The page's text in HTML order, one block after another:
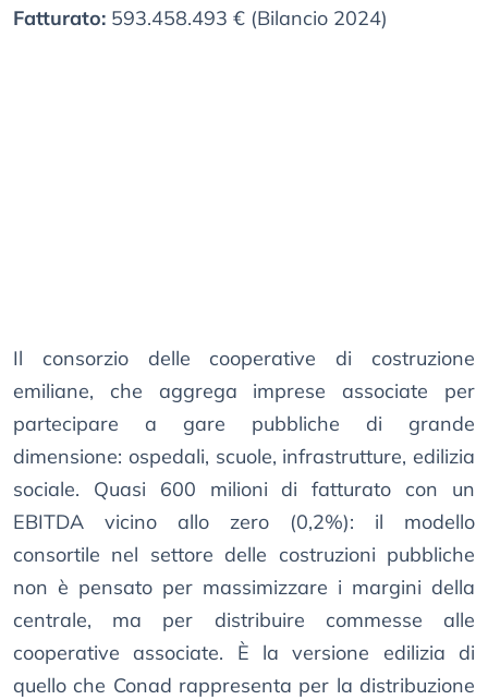
Fatturato: 593.458.493 € (Bilancio 2024)
Il consorzio delle cooperative di costruzione
emiliane, che aggrega imprese associate per
partecipare a gare pubbliche di grande
dimensione: ospedali, scuole, infrastrutture, edilizia
sociale. Quasi 600 milioni di fatturato con un
EBITDA vicino allo zero (0,2%): il modello
consortile nel settore delle costruzioni pubbliche
non è pensato per massimizzare i margini della
centrale, ma per distribuire commesse alle
cooperative associate. È la versione edilizia di
quello che Conad rappresenta per la distribuzione